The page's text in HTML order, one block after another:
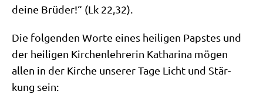
dei­ne Brü­der!“ (Lk 22,32).
Die fol­gen­den Wor­te eines hei­li­gen Pap­stes und
der hei­li­gen Kir­chen­leh­re­rin Katha­ri­na mögen
allen in der Kir­che unse­rer Tage Licht und Stär­
kung sein: